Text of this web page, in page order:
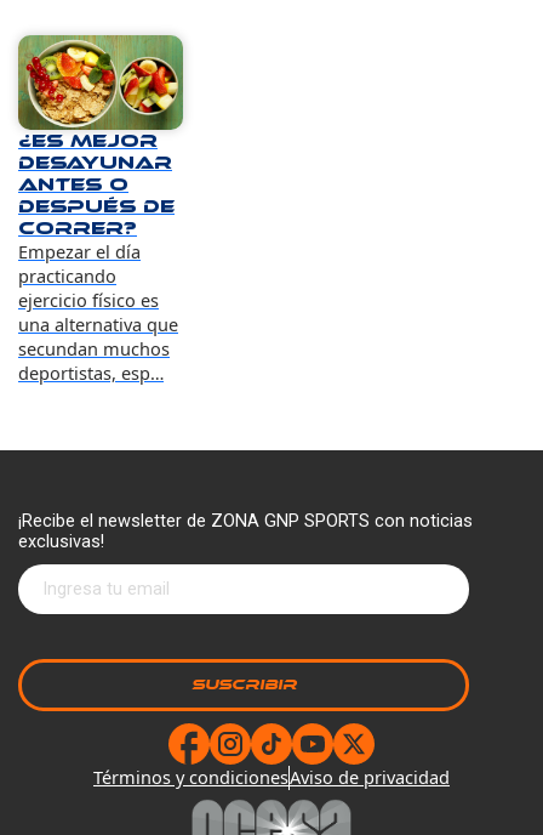
¿Es mejor
desayunar
antes o
después de
correr?
Empezar el día
practicando
ejercicio físico es
una alternativa que
secundan muchos
deportistas, esp…
¡Recibe el newsletter de ZONA GNP SPORTS con noticias
exclusivas!
Términos y condicionesAviso de privacidad